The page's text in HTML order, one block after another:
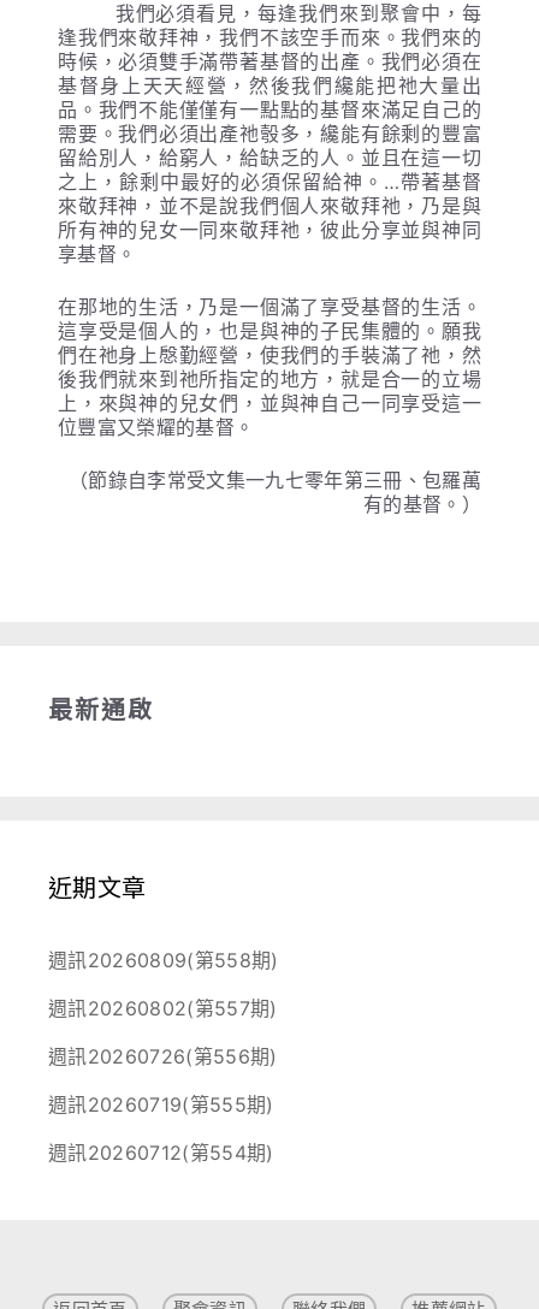
我們必須看見，每逢我們來到聚會中，每
逢我們來敬拜神，我們不該空手而來。我們來的
時候，必須雙手滿帶著基督的出產。我們必須在
基督身上天天經營，然後我們纔能把祂大量出
品。我們不能僅僅有一點點的基督來滿足自己的
需要。我們必須出產祂彀多，纔能有餘剩的豐富
留給別人，給窮人，給缺乏的人。並且在這一切
之上，餘剩中最好的必須保留給神。…帶著基督
來敬拜神，並不是說我們個人來敬拜祂，乃是與
所有神的兒女一同來敬拜祂，彼此分享並與神同
享基督。
在那地的生活，乃是一個滿了享受基督的生活。
這享受是個人的，也是與神的子民集體的。願我
們在祂身上慇勤經營，使我們的手裝滿了祂，然
後我們就來到祂所指定的地方，就是合一的立場
上，來與神的兒女們，並與神自己一同享受這一
位豐富又榮耀的基督。
（節錄自李常受文集一九七零年第三冊、包羅萬
有的基督。）
最新通啟
近期文章
週訊20260809(第558期)
週訊20260802(第557期)
週訊20260726(第556期)
週訊20260719(第555期)
週訊20260712(第554期)